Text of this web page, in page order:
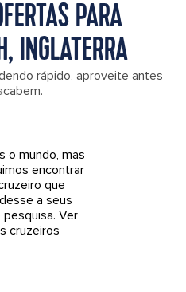
PARA
INGLATERRA
rápido, aproveite antes
o mundo, mas
encontrar
que
a seus
Ver
cruzeiros